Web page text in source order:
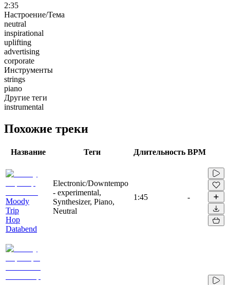
2:35
Настроение/Тема
neutral
inspirational
uplifting
advertising
corporate
Инструменты
strings
piano
Другие теги
instrumental
Похожие треки
Название Теги Длительность BPM
Moody
Trip
Hop
Databend
Electronic/Downtempo
- experimental,
Synthesizer, Piano,
Neutral
1:45 -